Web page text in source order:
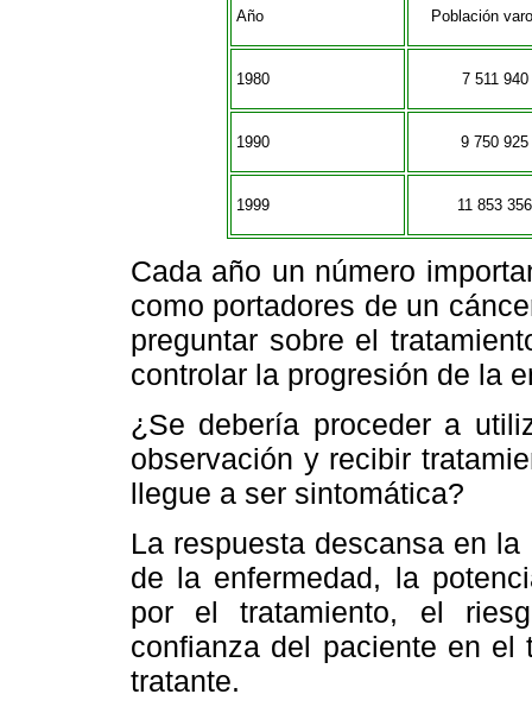
Año Población
1980 7 511 940
1990 9 750 925
1999 11 853 356
Cada año un número
como portadores de un
preguntar sobre el
controlar la progresión de la
¿Se debería proceder a
observación y recibir
llegue a ser sintomática?
La respuesta descansa en
de la enfermedad, la
por el tratamiento, el
confianza del paciente en el
tratante.